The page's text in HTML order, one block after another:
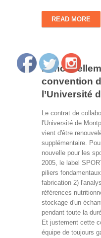
READ MORE
convention
l’Université
Le contrat de
l'Université de
vient d'être
supplémentaire.
nouvelle pour les
2005, le label
piliers
fabrication 2)
références
stockage d'un
pendant toute la
Et justement cette
équipe de toujours